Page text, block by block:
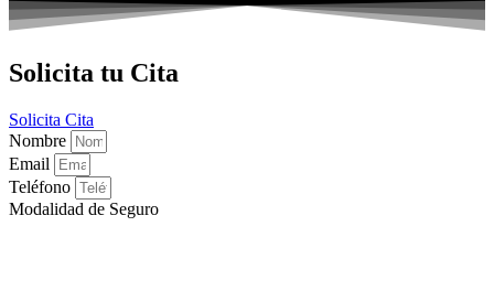
Solicita tu Cita
Solicita Cita
Nombre
Email
Teléfono
Modalidad de Seguro